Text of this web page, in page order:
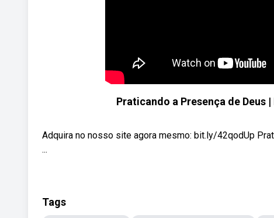
Praticando a Presença de Deus
Adquira no nosso site agora mesmo: bit.ly/42qodUp
...
Tags